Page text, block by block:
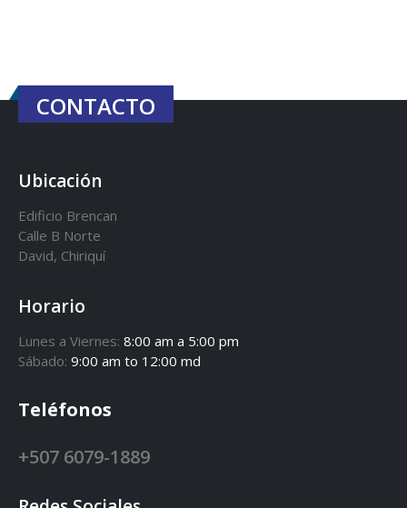
CONTACTO
Ubicación
Edificio Brencan
Calle B Norte
David, Chiriquí
Horario
Lunes a Viernes: 8:00 am a 5:00 pm
Sábado: 9:00 am to 12:00 md
Teléfonos
+507 6079-1889